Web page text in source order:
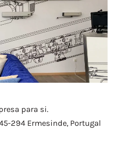
para si.
294 Ermesinde, Portugal